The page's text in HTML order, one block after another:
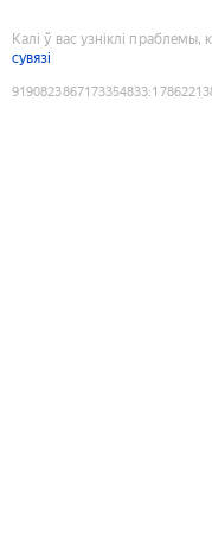
Калі ў вас узніклі праблемы,
сувязі
9190823867173354833: